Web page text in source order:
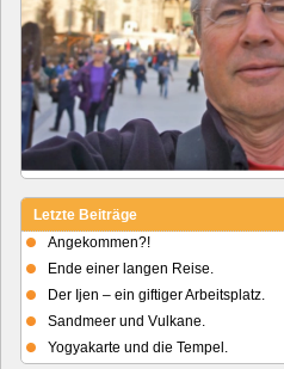
Letzte Beiträge
Angekommen?!
Ende einer langen Reise.
Der Ijen – ein giftiger Arbeitsplatz.
Sandmeer und Vulkane.
Yogyakarte und die Tempel.